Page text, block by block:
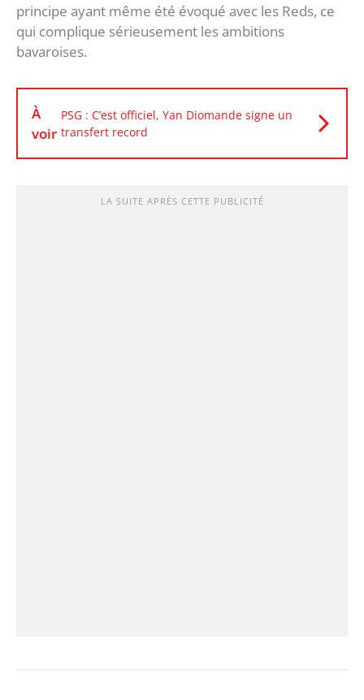
principe ayant même été évoqué avec les Reds, ce
qui complique sérieusement les ambitions
bavaroises.
À
voir
PSG : C’est officiel, Yan Diomande signe un
transfert record
LA SUITE APRÈS CETTE PUBLICITÉ